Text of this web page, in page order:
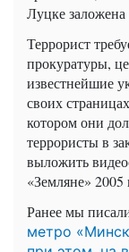
Луцке заложена
Террорист
прокуратуры,
известнейшие
своих
котором они
террористы в
выложить
«Земляне» 2005
Ранее мы
метро